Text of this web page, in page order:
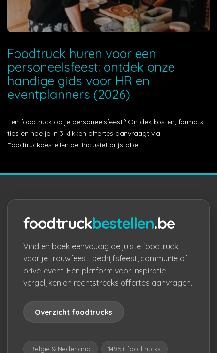
Foodtruck huren voor een
personeelsfeest: ontdek onze
handige gids voor HR en
eventplanners (2026)
Een foodtruck op je personeelsfeest? Ontdek kosten, formats,
tips en hoe je in 3 klikken offertes aanvraagt via
Foodtruckbestellen.be. Inclusief prijstabel.
foodtruckbestellen.be
Vind en boek eenvoudig de juiste foodtruck
voor je trouwfeest, bedrijfsfeest, communie of
privé-event. Eén platform voor inspiratie,
vergelijken en rechtstreeks offertes aanvragen.
Overzicht foodtrucks
België & Nederland 1495+ foodtrucks